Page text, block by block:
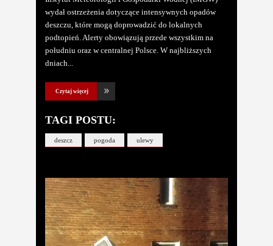
wydał ostrzeżenia dotyczące intensywnych opadów
deszczu, które mogą doprowadzić do lokalnych
podtopień. Alerty obowiązują przede wszystkim na
południu oraz w centralnej Polsce. W najbliższych
dniach
Czytaj więcej
TAGI POSTU:
deszcz pogoda ulewy